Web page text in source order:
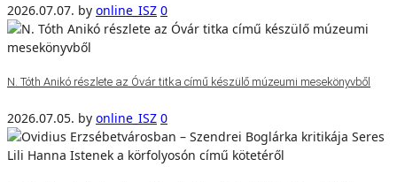
2026.07.07. by online_ISZ 0
N. Tóth Anikó részlete az Óvár titka című készülő múzeumi mesekönyvből
2026.07.05. by online_ISZ 0